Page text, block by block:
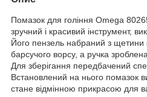
Помазок для гоління Omega
зручний і красивий інструмент,
Його пензель набраний з
барсучого ворсу, а ручка
Для зберігання передбачений
Встановлений на нього помазок
стане відмінною прикрасою для